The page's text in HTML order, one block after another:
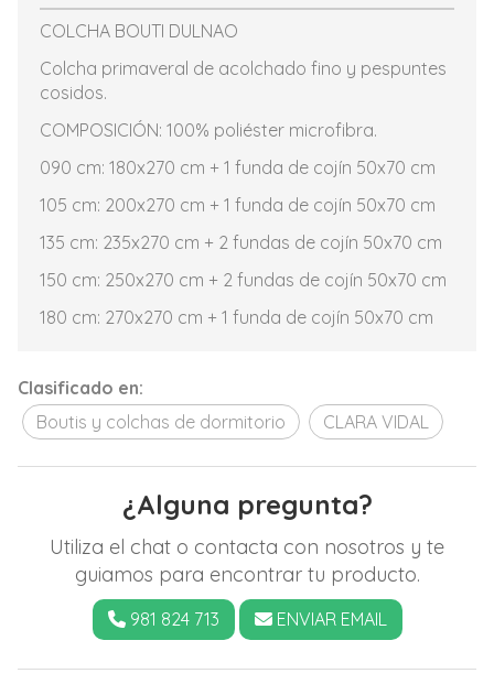
COLCHA BOUTI DULNAO
Colcha primaveral de acolchado fino y pespuntes
cosidos.
COMPOSICIÓN: 100% poliéster microfibra.
090 cm: 180x270 cm + 1 funda de cojín 50x70 cm
105 cm: 200x270 cm + 1 funda de cojín 50x70 cm
135 cm: 235x270 cm + 2 fundas de cojín 50x70 cm
150 cm: 250x270 cm + 2 fundas de cojín 50x70 cm
180 cm: 270x270 cm + 1 funda de cojín 50x70 cm
Clasificado en:
Boutis y colchas de dormitorio
CLARA VIDAL
¿Alguna pregunta?
Utiliza el chat o contacta con nosotros y te
guiamos para encontrar tu producto.
981 824 713 ENVIAR EMAIL